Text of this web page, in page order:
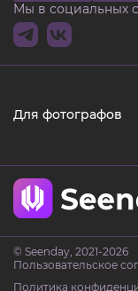
Мы в социальных
Для фотографов
© Seenday, 2021-2026
Пользовательское
Политика